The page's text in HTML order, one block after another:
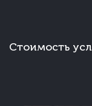
Стоимость